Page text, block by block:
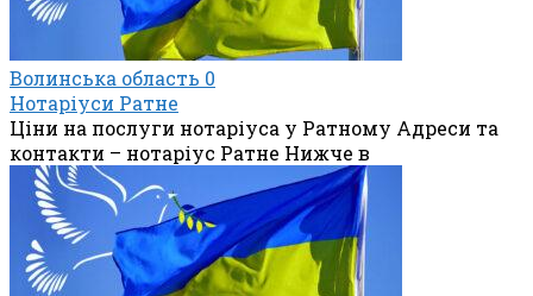
Волинська область 0
Нотаріуси Ратне
Ціни на послуги нотаріуса у Ратному Адреси та
контакти – нотаріус Ратне Нижче в